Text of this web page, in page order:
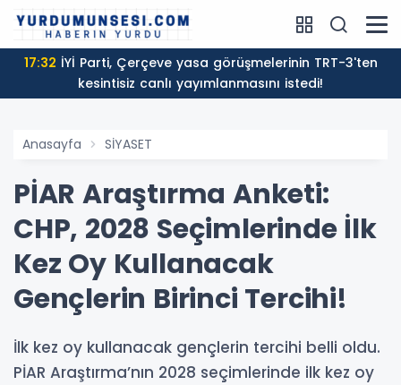
17:32
kesintisiz canlı yayımlanmasını istedi!
Anasayfa SİYASET
PİAR Araştırma Anketi:
CHP, 2028 Seçimlerinde İlk
Kez Oy Kullanacak
Gençlerin Birinci Tercihi!
İlk kez oy kullanacak gençlerin tercihi belli oldu.
PİAR Araştırma’nın 2028 seçimlerinde ilk kez oy